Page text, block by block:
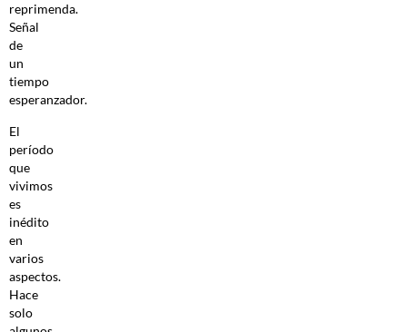
reprimenda.
Señal
de
un
tiempo
esperanzador.
El
período
que
vivimos
es
inédito
en
varios
aspectos.
Hace
solo